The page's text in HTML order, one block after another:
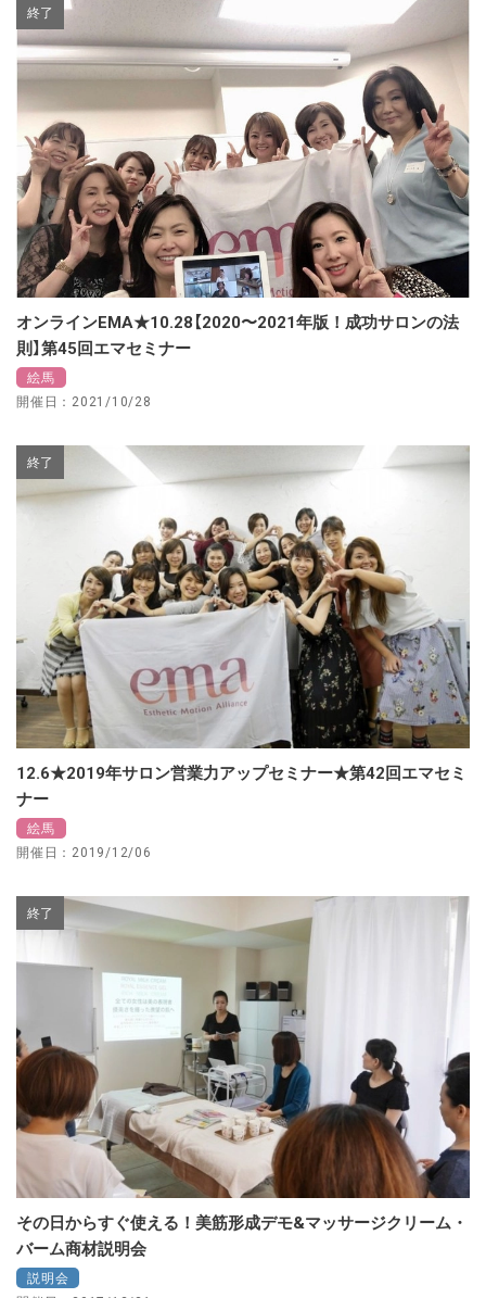
終了
オンラインEMA★10.28【2020〜2021年版！成功サロンの法
則】第45回エマセミナー
絵馬
開催日：2021/10/28
終了
12.6★2019年サロン営業力アップセミナー★第42回エマセミ
ナー
絵馬
開催日：2019/12/06
終了
その日からすぐ使える！美筋形成デモ&マッサージクリーム・
バーム商材説明会
説明会